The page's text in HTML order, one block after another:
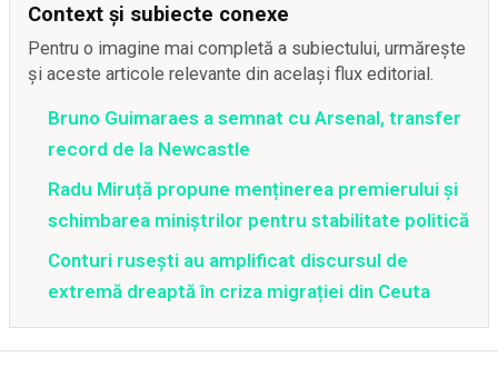
Context și subiecte conexe
Pentru o imagine mai completă a subiectului, urmărește
și aceste articole relevante din același flux editorial.
Bruno Guimaraes a semnat cu Arsenal, transfer
record de la Newcastle
Radu Miruță propune menținerea premierului și
schimbarea miniștrilor pentru stabilitate politică
Conturi rusești au amplificat discursul de
extremă dreaptă în criza migrației din Ceuta